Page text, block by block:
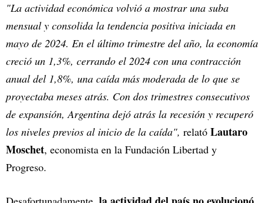
"La actividad económica volvió a mostrar una suba
mensual y consolida la tendencia positiva iniciada en
mayo de 2024. En el último trimestre del año, la economía
creció un 1,3%, cerrando el 2024 con una contracción
anual del 1,8%, una caída más moderada de lo que se
proyectaba meses atrás. Con dos trimestres consecutivos
de expansión, Argentina dejó atrás la recesión y recuperó
los niveles previos al inicio de la caída", relató Lautaro
Moschet, economista en la Fundación Libertad y
Progreso.